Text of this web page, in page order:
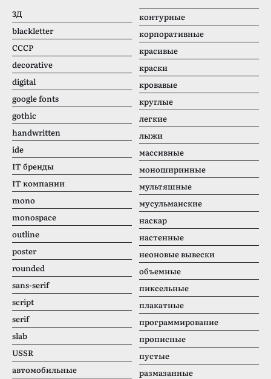
3Д
blackletter
CCCР
decorative
digital
google fonts
gothic
handwritten
ide
IT бренды
IT компании
mono
monospace
outline
poster
rounded
sans-serif
script
serif
slab
USSR
автомобильные
контурные
корпоративные
красивые
краски
кровавые
круглые
легкие
лыжи
массивные
моноширинные
мультяшные
мусульманские
наскар
настенные
неоновые вывески
объемные
пиксельные
плакатные
программирование
прописные
пустые
размазанные